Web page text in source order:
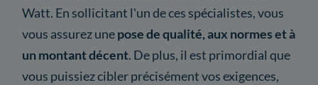
Watt. En sollicitant l'un de ces spécialistes, vous
vous assurez unepose de qualité, aux normes et à
un montant décent. De plus, il est primordial que
vous puissiez cibler précisément vos exigences,